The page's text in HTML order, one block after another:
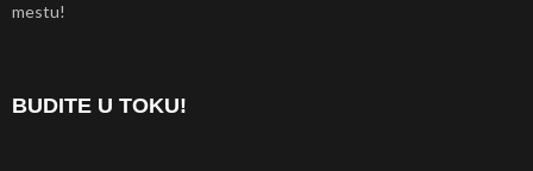
mestu!
BUDITE U TOKU!